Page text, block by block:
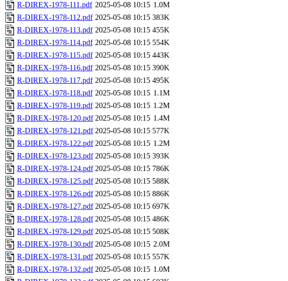
R-DIREX-1978-111.pdf 2025-05-08 10:15 1.0M
R-DIREX-1978-112.pdf 2025-05-08 10:15 383K
R-DIREX-1978-113.pdf 2025-05-08 10:15 455K
R-DIREX-1978-114.pdf 2025-05-08 10:15 554K
R-DIREX-1978-115.pdf 2025-05-08 10:15 443K
R-DIREX-1978-116.pdf 2025-05-08 10:15 390K
R-DIREX-1978-117.pdf 2025-05-08 10:15 495K
R-DIREX-1978-118.pdf 2025-05-08 10:15 1.1M
R-DIREX-1978-119.pdf 2025-05-08 10:15 1.2M
R-DIREX-1978-120.pdf 2025-05-08 10:15 1.4M
R-DIREX-1978-121.pdf 2025-05-08 10:15 577K
R-DIREX-1978-122.pdf 2025-05-08 10:15 1.2M
R-DIREX-1978-123.pdf 2025-05-08 10:15 393K
R-DIREX-1978-124.pdf 2025-05-08 10:15 786K
R-DIREX-1978-125.pdf 2025-05-08 10:15 588K
R-DIREX-1978-126.pdf 2025-05-08 10:15 886K
R-DIREX-1978-127.pdf 2025-05-08 10:15 697K
R-DIREX-1978-128.pdf 2025-05-08 10:15 486K
R-DIREX-1978-129.pdf 2025-05-08 10:15 508K
R-DIREX-1978-130.pdf 2025-05-08 10:15 2.0M
R-DIREX-1978-131.pdf 2025-05-08 10:15 557K
R-DIREX-1978-132.pdf 2025-05-08 10:15 1.0M